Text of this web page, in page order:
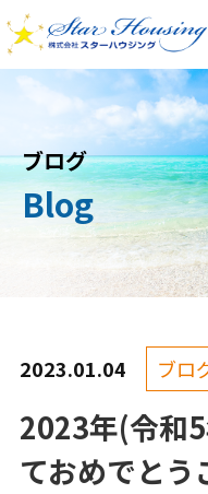
ブログ
Blog
2023年(令和
ておめでとう
2023.01.04 ブロ